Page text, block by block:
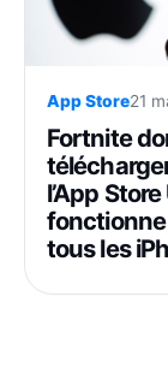
App Store21
Fortnite
l’App
tous les